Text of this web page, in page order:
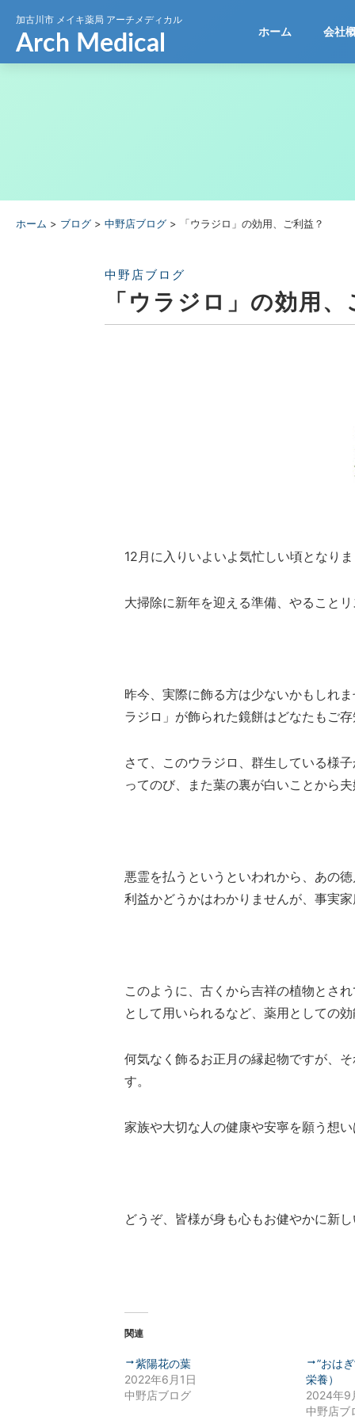
加古川市 メイキ薬局 アーチメディカル
ホーム 会社
ホーム > ブログ > 中野店ブログ > 「ウラジロ」の効用、ご利益？
中野店ブログ
「ウラジロ」の効用、
12月に入りいよいよ気忙しい頃となりま
大掃除に新年を迎える準備、やることリ
昨今、実際に飾る方は少ないかもしれ
ラジロ」が飾られた鏡餅はどなたもご存
さて、このウラジロ、群生している様
ってのび、また葉の裏が白いことから
悪霊を払うというといわれから、あの
利益かどうかはわかりませんが、事実
このように、古くから吉祥の植物とさ
として用いられるなど、薬用としての効
何気なく飾るお正月の縁起物ですが、
す。
家族や大切な人の健康や安寧を願う想い
どうぞ、皆様が身も心もお健やかに新
関連
紫陽花の葉
2022年6月1日
中野店ブログ
”おは
栄養）
2024年9
中野店ブ